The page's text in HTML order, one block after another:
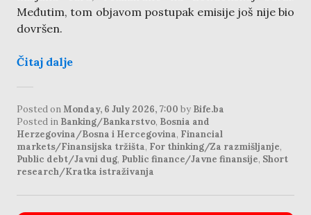
Međutim, tom objavom postupak emisije još nije bio
dovršen.
Čitaj dalje
Posted on Monday, 6 July 2026, 7:00 by Bife.ba
Posted in Banking/Bankarstvo, Bosnia and
Herzegovina/Bosna i Hercegovina, Financial
markets/Finansijska tržišta, For thinking/Za razmišljanje,
Public debt/Javni dug, Public finance/Javne finansije, Short
research/Kratka istraživanja